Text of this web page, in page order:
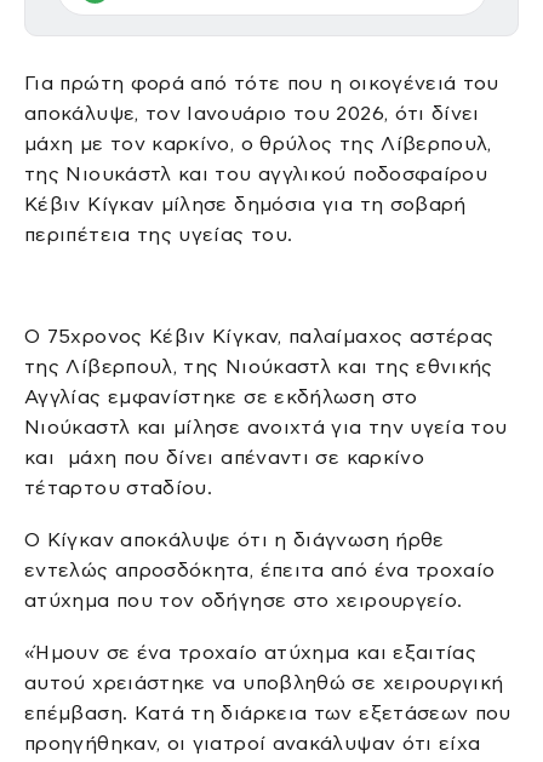
Για πρώτη φορά από τότε που η οικογένειά του
αποκάλυψε, τον Ιανουάριο του 2026, ότι δίνει
μάχη με τον καρκίνο, ο θρύλος της Λίβερπουλ,
της Νιουκάστλ και του αγγλικού ποδοσφαίρου
Κέβιν Κίγκαν μίλησε δημόσια για τη σοβαρή
περιπέτεια της υγείας του.
Ο 75χρονος Κέβιν Κίγκαν, παλαίμαχος αστέρας
της Λίβερπουλ, της Νιούκαστλ και της εθνικής
Αγγλίας εμφανίστηκε σε εκδήλωση στο
Νιούκαστλ και μίλησε ανοιχτά για την υγεία του
και μάχη που δίνει απέναντι σε καρκίνο
τέταρτου σταδίου.
Ο Κίγκαν αποκάλυψε ότι η διάγνωση ήρθε
εντελώς απροσδόκητα, έπειτα από ένα τροχαίο
ατύχημα που τον οδήγησε στο χειρουργείο.
«Ήμουν σε ένα τροχαίο ατύχημα και εξαιτίας
αυτού χρειάστηκε να υποβληθώ σε χειρουργική
επέμβαση. Κατά τη διάρκεια των εξετάσεων που
προηγήθηκαν, οι γιατροί ανακάλυψαν ότι είχα